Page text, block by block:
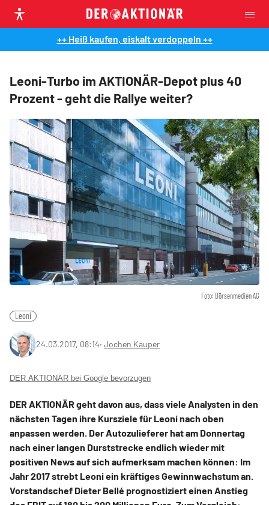
++ Heiß kaufen, eiskalt verdoppeln ++
Leoni-Turbo im AKTIONÄR-Depot plus 40
Prozent - geht die Rallye weiter?
Foto: Börsenmedien AG
Leoni
24.03.2017, 08:14‧ Jochen Kauper
DER AKTIONÄR bei Google bevorzugen
DER AKTIONÄR geht davon aus, dass viele Analysten in den
nächsten Tagen ihre Kursziele für Leoni nach oben
anpassen werden. Der Autozulieferer hat am Donnertag
nach einer langen Durststrecke endlich wieder mit
positiven News auf sich aufmerksam machen können: Im
Jahr 2017 strebt Leoni ein kräftiges Gewinnwachstum an.
Vorstandschef Dieter Bellé prognostiziert einen Anstieg